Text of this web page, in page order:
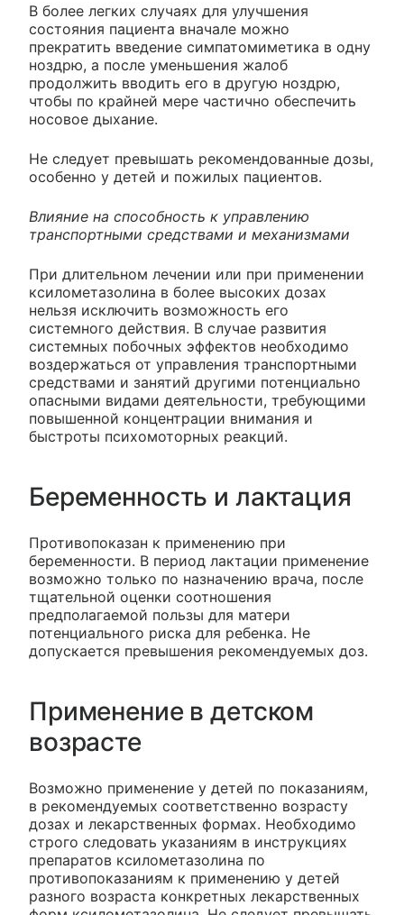
В более легких случаях для улучшения
состояния пациента вначале можно
прекратить введение симпатомиметика в одну
ноздрю, а после уменьшения жалоб
продолжить вводить его в другую ноздрю,
чтобы по крайней мере частично обеспечить
носовое дыхание.
Не следует превышать рекомендованные дозы,
особенно у детей и пожилых пациентов.
Влияние на способность к управлению
транспортными средствами и механизмами
При длительном лечении или при применении
ксилометазолина в более высоких дозах
нельзя исключить возможность его
системного действия. В случае развития
системных побочных эффектов необходимо
воздержаться от управления транспортными
средствами и занятий другими потенциально
опасными видами деятельности, требующими
повышенной концентрации внимания и
быстроты психомоторных реакций.
Беременность и лактация
Противопоказан к применению при
беременности. В период лактации применение
возможно только по назначению врача, после
тщательной оценки соотношения
предполагаемой пользы для матери
потенциального риска для ребенка. Не
допускается превышения рекомендуемых доз.
Применение в детском
возрасте
Возможно применение у детей по показаниям,
в рекомендуемых соответственно возрасту
дозах и лекарственных формах. Необходимо
строго следовать указаниям в инструкциях
препаратов ксилометазолина по
противопоказаниям к применению у детей
разного возраста конкретных лекарственных